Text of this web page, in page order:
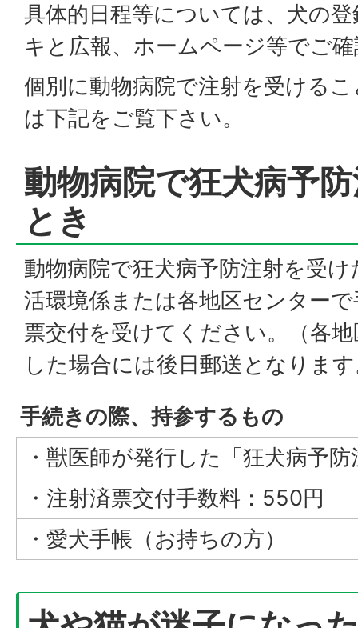
具体的日程等については、犬の
キと広報、ホームページ等でご
個別に動物病院で注射を受ける
は下記をご覧下さい。
動物病院で狂犬病予
とき
動物病院で狂犬病予防注射を受
活環境係または各地区センター
票交付を受けてください。（各
した場合には後日郵送となりま
手続きの際、持参するもの
・獣医師が発行した「狂犬病予
・注射済票交付手数料：550円
・愛犬手帳（お持ちの方）